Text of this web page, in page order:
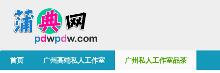
首页 广州高端私人工作室 广州私人工作室品茶